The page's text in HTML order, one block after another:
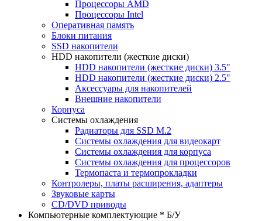
Процессоры AMD
Процессоры Intel
Оперативная память
Блоки питания
SSD накопители
HDD накопители (жесткие диски)
HDD накопители (жесткие диски) 3.5"
HDD накопители (жесткие диски) 2.5"
Аксессуары для накопителей
Внешние накопители
Корпуса
Системы охлаждения
Радиаторы для SSD M.2
Системы охлаждения для видеокарт
Системы охлаждения для корпуса
Системы охлаждения для процессоров
Термопаста и термопрокладки
Контролеры, платы расширения, адаптеры
Звуковые карты
CD/DVD приводы
Компьютерные комплектующие * Б/У